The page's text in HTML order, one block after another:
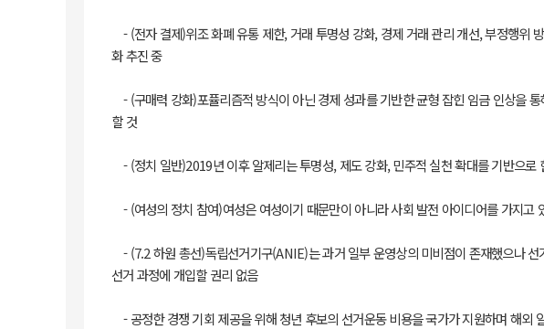
- (전자 결제)위조 화폐 유통 제한, 거래 투명성 강화, 경제 거래 관리 개선, 부정행위
화 추진 중
- (구매력 강화)포퓰리즘적 방식이 아닌 경제 성과를 기반한 균형 잡힌 임금 인상을
할 것
- (정치 일반)2019년 이후 알제리는 투명성, 제도 강화, 민주적 실천 확대를 기반으
- (여성의 정치 참여)여성은 여성이기 때문만이 아니라 사회 발전 아이디어를 가지
- (7.2 하원 총선)독립선거기구(ANIE)는 과거 일부 운영상의 미비점이 존재했으나
선거 과정에 개입할 권리 없음
- 공정한 경쟁 기회 제공을 위해 청년 후보의 선거운동 비용을 국가가 지원하며 해외